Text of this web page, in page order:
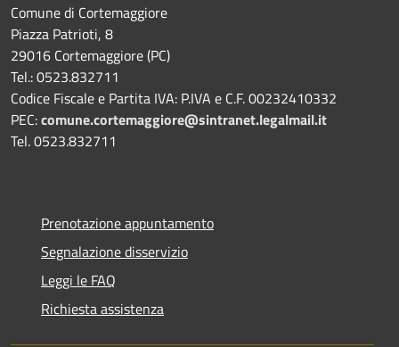
Comune di Cortemaggiore
Piazza Patrioti, 8
29016 Cortemaggiore (PC)
Tel.: 0523.832711
Codice Fiscale e Partita IVA: P.IVA e C.F. 00232410332
PEC:comune.cortemaggiore@sintranet.legalmail.it
Tel. 0523.832711
Prenotazione appuntamento
Segnalazione disservizio
Leggi le FAQ
Richiesta assistenza